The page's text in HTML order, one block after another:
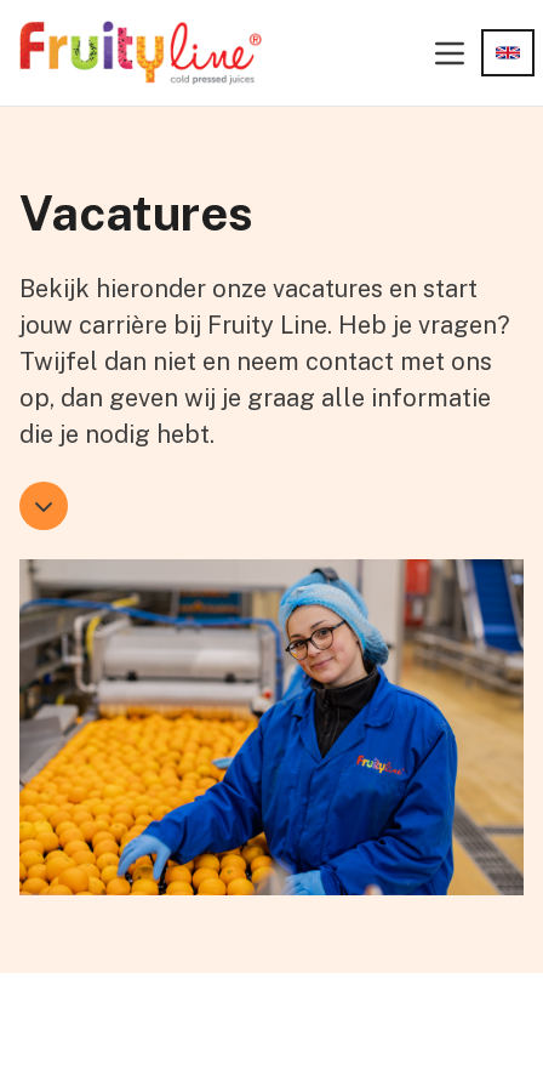
Skip to content Open main
Vacatures
Bekijk hieronder onze vacatures en start
jouw carrière bij Fruity Line. Heb je vragen?
Twijfel dan niet en neem contact met ons
op, dan geven wij je graag alle informatie
die je nodig hebt.